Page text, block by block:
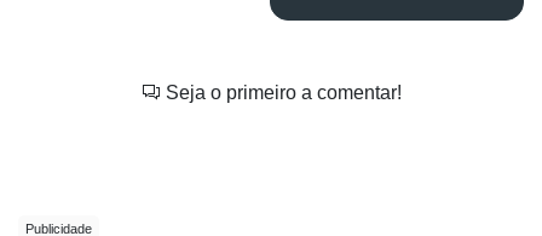
Seja o primeiro a comentar!